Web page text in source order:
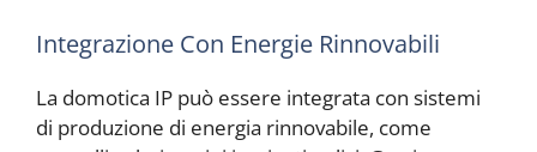
Integrazione Con Energie Rinnovabili
La domotica IP può essere integrata con sistemi
di produzione di energia rinnovabile, come